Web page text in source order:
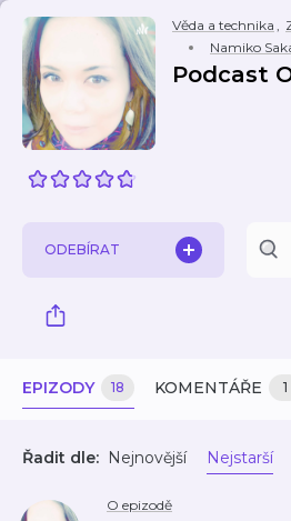
Věda a technika ,
Namiko
Podcast
ODEBÍRAT
EPIZODY 18 KOMENTÁŘE 1
Řadit dle: Nejnovější Nejstarší
O epizodě